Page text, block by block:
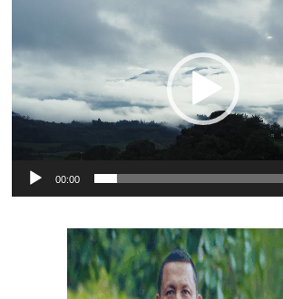
00:00